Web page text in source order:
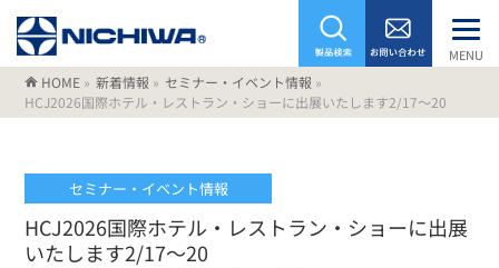
MENU
HOME » 新着情報 » セミナー・イベント情報 »
HCJ2026国際ホテル・レストラン・ショーに出展いたします2/17～20
セミナー・イベント情報
HCJ2026国際ホテル・レストラン・ショーに出展
いたします2/17～20